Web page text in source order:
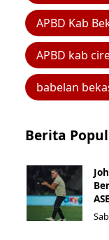
APBD Kab
APBD kab
babelan
Berita